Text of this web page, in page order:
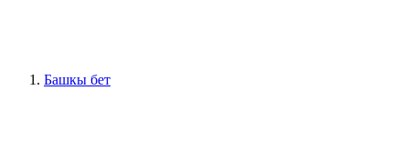
Башкы бет